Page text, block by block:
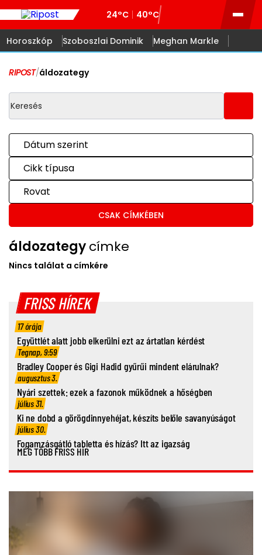
24°C 40°C
Horoszkóp Szoboszlai Dominik Meghan Markle
RIPOST/áldozategy
Dátum szerint
Cikk típusa
Rovat
CSAK CÍMKÉBEN
áldozategycímke
Nincs találat a címkére
FRISS HÍREK
17 órája
Együttlét alatt jobb elkerülni ezt az ártatlan kérdést
Tegnap, 9:59
Bradley Cooper és Gigi Hadid gyűrűi mindent elárulnak?
augusztus 3.
Nyári szettek: ezek a fazonok működnek a hőségben
július 31.
Ki ne dobd a görögdinnyehéjat, készíts belőle savanyúságot
július 30.
Fogamzásgátló tabletta és hízás? Itt az igazság
MÉG TÖBB FRISS HÍR